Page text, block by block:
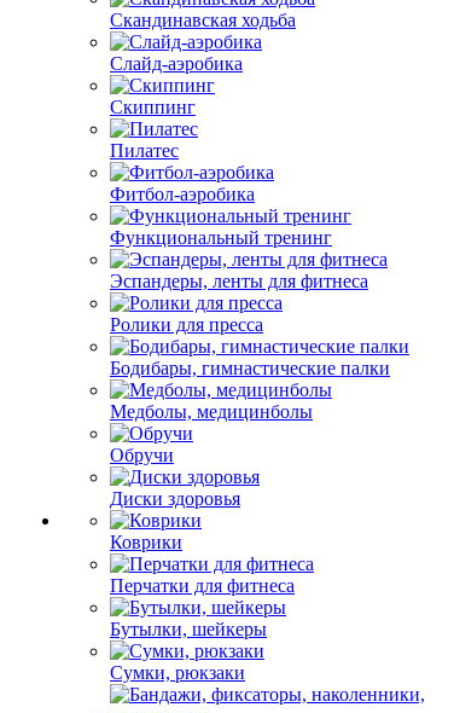
Скандинавская ходьба
Слайд-аэробика
Скиппинг
Пилатес
Фитбол-аэробика
Функциональный тренинг
Эспандеры, ленты для фитнеса
Ролики для пресса
Бодибары, гимнастические палки
Медболы, медицинболы
Обручи
Диски здоровья
Коврики
Перчатки для фитнеса
Бутылки, шейкеры
Сумки, рюкзаки